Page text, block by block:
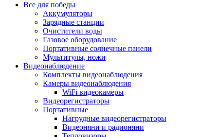
Все для победы
Аккумуляторы
Зарядные станции
Очистители воды
Газовое оборудование
Портативные солнечные панели
Мультитулы, ножи
Видеонаблюдение
Комплекты видеонаблюдения
Камеры видеонаблюдения
WiFi видеокамеры
Видеорегистраторы
Портативные
Нагрудные видеорегистраторы
Видеоняни и радионяни